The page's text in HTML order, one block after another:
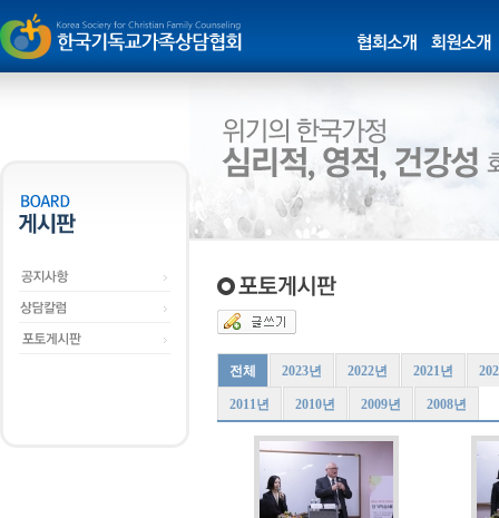
전체 2023년 2022년 2021년
2011년 2010년 2009년 2008년